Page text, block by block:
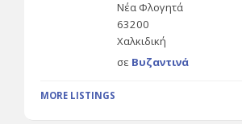
Νέα Φλογητά
63200
Χαλκιδική
σε Βυζαντινά
MORE LISTINGS